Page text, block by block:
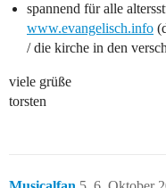
spannend für alle
www.evangelisch.info
/ die kirche in den
viele grüße
torsten